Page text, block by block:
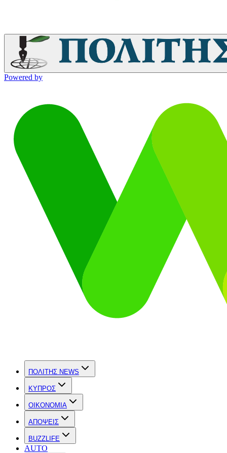
Powered by
ΠΟΛΙΤΗΣ NEWS
ΚΥΠΡΟΣ
OIKONOMIA
ΑΠΟΨΕΙΣ
BUZZLIFE
AUTO